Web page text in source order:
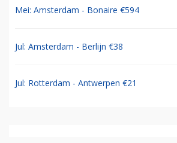
Mei: Amsterdam - Bonaire €594
Jul: Amsterdam - Berlijn €38
Jul: Rotterdam - Antwerpen €21